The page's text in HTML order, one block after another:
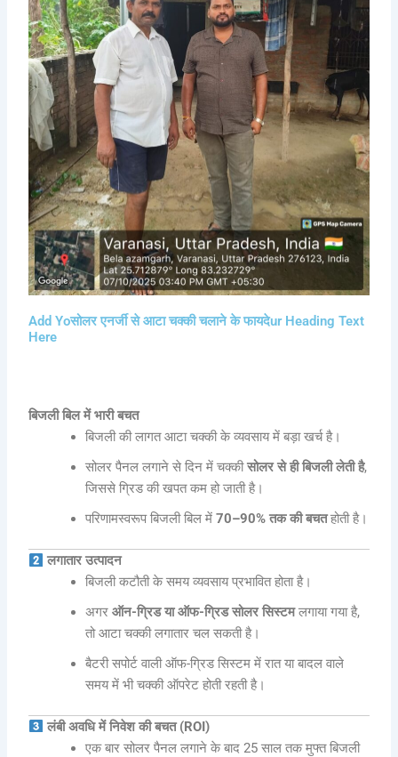
Add Yoसोलर एनर्जी से आटा चक्की चलाने के फायदेur Heading Text
Here
बिजली बिल में भारी बचत
बिजली की लागत आटा चक्की के व्यवसाय में बड़ा खर्च है।
सोलर पैनल लगाने से दिन में चक्कीसोलर से ही बिजली लेती है,
जिससे ग्रिड की खपत कम हो जाती है।
परिणामस्वरूप बिजली बिल में70–90% तक की बचतहोती है।
लगातार उत्पादन
बिजली कटौती के समय व्यवसाय प्रभावित होता है।
अगरऑन-ग्रिड या ऑफ-ग्रिड सोलर सिस्टमलगाया गया है,
तो आटा चक्की लगातार चल सकती है।
बैटरी सपोर्ट वाली ऑफ-ग्रिड सिस्टम में रात या बादल वाले
समय में भी चक्की ऑपरेट होती रहती है।
लंबी अवधि में निवेश की बचत (ROI)
एक बार सोलर पैनल लगाने के बाद 25 साल तक मुफ्त बिजली